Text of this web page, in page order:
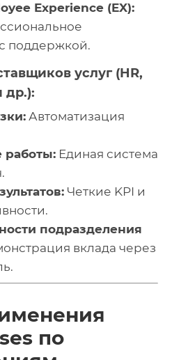
Experience (EX):
поддержкой.
услуг (HR,
др.):
Автоматизация
работы: Единая система
Четкие KPI и
подразделения
вклада через
по